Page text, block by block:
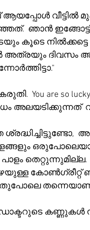
വീട്ടിൽ
ഞാൻ ഇങ്ങോട്ട്
കൂടെ
അത്രയും ദിവസം
You are so lucky
അലയടിക്കുന്നത്
കണ്ണുകൾ